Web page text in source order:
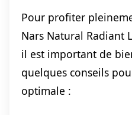
Pour profiter
Nars Natural Radiant
il est important de
quelques conseils
optimale :